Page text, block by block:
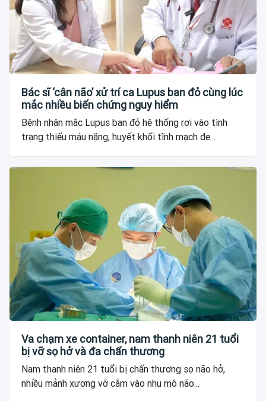
Bác sĩ ‘cân não’ xử trí ca Lupus ban đỏ cùng lúc
mắc nhiều biến chứng nguy hiểm
Bệnh nhân mắc Lupus ban đỏ hệ thống rơi vào tình
trạng thiếu máu nặng, huyết khối tĩnh mạch đe...
Va chạm xe container, nam thanh niên 21 tuổi
bị vỡ sọ hở và đa chấn thương
Nam thanh niên 21 tuổi bị chấn thương sọ não hở,
nhiều mảnh xương vỡ cắm vào nhu mô não...